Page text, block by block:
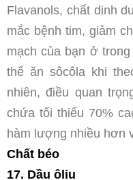
Flavanols, chất dinh
mắc bệnh tim, giảm
mạch của bạn ở
thể ăn sôcôla khi
nhiên, điều quan
chứa tối thiểu 70%
hàm lượng nhiều hơn
Chất béo
17. Dầu ôliu